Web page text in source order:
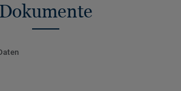
Dokumente